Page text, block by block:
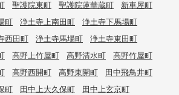
聖護院東町 聖護院蓮華蔵町
新車屋町
町 浄土寺上南田町
浄土寺下馬場町
西田町 浄土寺馬場町
浄土寺東田町
高野上竹屋町 高野清水町
高野竹屋町
高野西開町 高野東開町
田中飛鳥井町
町 田中上大久保町
田中上玄京町